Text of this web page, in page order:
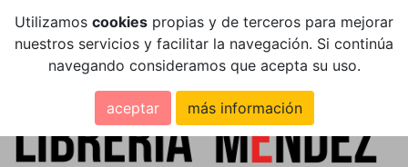
Utilizamos cookies propias y de terceros para mejorar
nuestros servicios y facilitar la navegación. Si continúa
navegando consideramos que acepta su uso.
aceptar más información